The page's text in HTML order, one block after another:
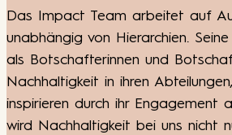
Das Impact Team arbeitet auf
unabhängig von Hierarchien.
als Botschafterinnen und
Nachhaltigkeit in ihren
inspirieren durch ihr Engagement
wird Nachhaltigkeit bei uns nicht